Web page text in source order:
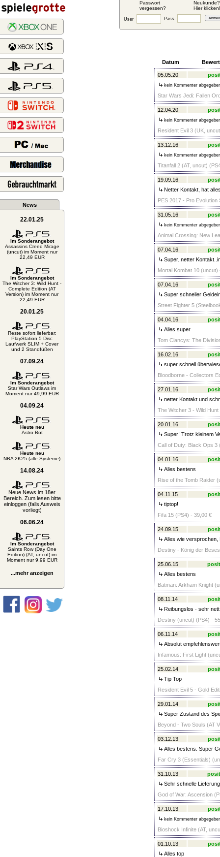
Passwort
vergessen?
Neukunde?
Hier klicken!
User Pass
News
22.01.25
Im Sonderangebot
Assassins Creed Mirage
(uncut) im Moment nur
22,49 EUR
Im Sonderangebot
The Witcher 3: Wild Hunt -
Complete Edition (AT
Version) im Moment nur
22,49 EUR
20.01.25
Reste sofort lieferbar:
PlayStation 5 Disc
Laufwerk SLIM + Cover
und 2 Standfüßen
07.09.24
Im Sonderangebot
Star Wars Outlaws im
Moment nur 49,99 EUR
04.09.24
Heute neu
Astro Bot
Heute neu
NBA 2K25 (alle Systeme)
14.08.24
Neue News im 18er
Bereich. Zum lesen bitte
einloggen (falls Ausweis
vorliegt)
06.06.24
Im Sonderangebot
Saints Row (Day One
Edition) (AT, uncut) im
Moment nur 9,99 EUR
...mehr anzeigen
Datum
05.05.20
kein Kommenter
Star Wars Jedi: Fallen
12.04.20
kein Kommenter
Resident Evil 3 (UK,
13.12.16
kein Kommenter
Titanfall 2 (AT, uncut)
19.09.16
Netter Kontakt, hat
PES 2017 - Pro
31.05.16
kein Kommenter
Animal Crossing: New
07.04.16
Super..netter
Mortal Kombat 10
07.04.16
Super schneller
Street Fighter 5
04.04.16
Alles super
Tom Clancys: The
16.02.16
super schnell
Bloodborne - Collectors
27.01.16
netter Kontakt und
The Witcher 3 - Wild
20.01.16
Super! Trotz kleinem
Call of Duty: Black Ops 3
04.01.16
Alles bestens
Rise of the Tomb Raider
04.11.15
tiptop!
Fifa 15 (PS4) - 39,00 €
24.09.15
Alles wie versprochen,
Destiny - König der
25.06.15
Alles bestens
Batman: Arkham Knight
08.11.14
Reibungslos - sehr
Destiny (uncut) (PS4) -
06.11.14
Absolut
Infamous: First Light
25.02.14
Tip Top
Resident Evil 5 - Gold
29.01.14
Super Zustand des
Beyond - Two Souls (AT
03.12.13
Alles bestens. Super
Far Cry 3 (Essentials)
31.10.13
Sehr schnelle
God of War: Ascension
17.10.13
kein Kommenter
Bioshock Infinite (AT,
01.10.13
Alles top